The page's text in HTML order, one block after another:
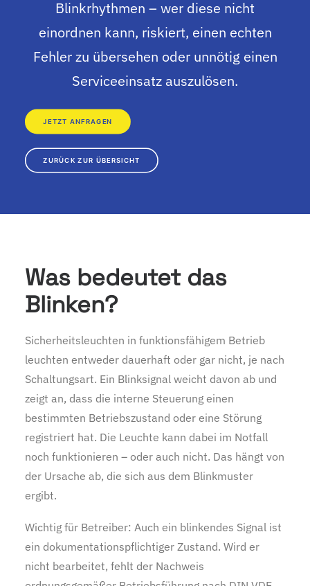
Blinkrhythmen – wer diese nicht
einordnen kann, riskiert, einen echten
Fehler zu übersehen oder unnötig einen
Serviceeinsatz auszulösen.
JETZT ANFRAGEN
ZURÜCK ZUR ÜBERSICHT
Was bedeutet das
Blinken?
Sicherheitsleuchten in funktionsfähigem Betrieb
leuchten entweder dauerhaft oder gar nicht, je nach
Schaltungsart. Ein Blinksignal weicht davon ab und
zeigt an, dass die interne Steuerung einen
bestimmten Betriebszustand oder eine Störung
registriert hat. Die Leuchte kann dabei im Notfall
noch funktionieren – oder auch nicht. Das hängt von
der Ursache ab, die sich aus dem Blinkmuster
ergibt.
Wichtig für Betreiber: Auch ein blinkendes Signal ist
ein dokumentationspflichtiger Zustand. Wird er
nicht bearbeitet, fehlt der Nachweis